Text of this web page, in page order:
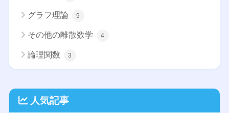
グラフ理論 9
その他の離散数学 4
論理関数 3
人気記事